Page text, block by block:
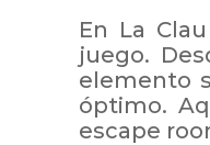
En La
juego.
elemento
óptimo.
escape